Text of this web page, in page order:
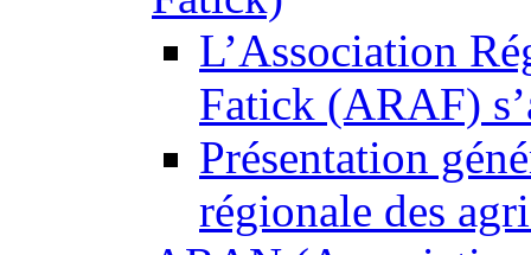
L’Association
Fatick (ARAF)
Présentation
régionale des